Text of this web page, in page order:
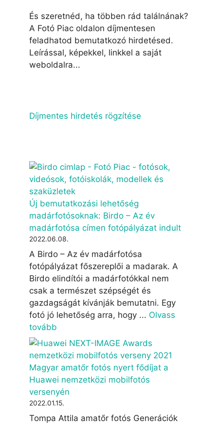
És szeretnéd, ha többen rád találnának?
A Fotó Piac oldalon díjmentesen
feladhatod bemutatkozó hirdetésed.
Leírással, képekkel, linkkel a saját
weboldalra...
Díjmentes hirdetés rögzítése
Új bemutatkozási lehetőség
madárfotósoknak: Birdo – Az év
madárfotósa címen fotópályázat indult
2022.06.08.
A Birdo – Az év madárfotósa
fotópályázat főszereplői a madarak. A
Birdo elindítói a madárfotókkal nem
csak a természet szépségét és
gazdagságát kívánják bemutatni. Egy
fotó jó lehetőség arra, hogy ... Olvass
tovább
Magyar amatőr fotós nyert fődíjat a
Huawei nemzetközi mobilfotós
versenyén
2022.01.15.
Tompa Attila amatőr fotós Generációk